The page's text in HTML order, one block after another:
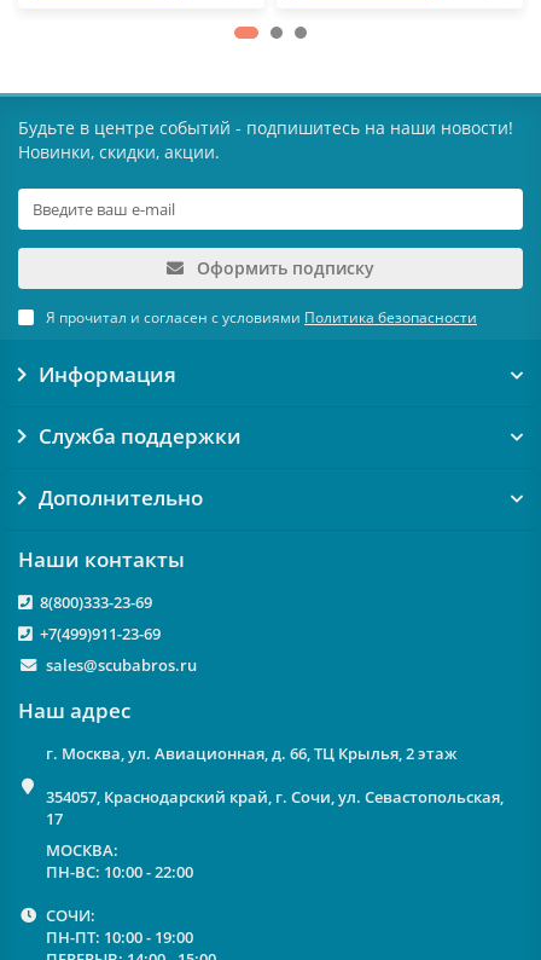
Будьте в центре событий - подпишитесь на наши новости!
Новинки, скидки, акции.
Оформить подписку
Я прочитал и согласен с условиями Политика безопасности
Информация
Служба поддержки
Дополнительно
Наши контакты
8(800)333-23-69
+7(499)911-23-69
sales@scubabros.ru
Наш адрес
г. Москва, ул. Авиационная, д. 66, ТЦ Крылья, 2 этаж
354057, Краснодарский край, г. Сочи, ул. Севастопольская,
17
МОСКВА:
ПН-ВС: 10:00 - 22:00
СОЧИ:
ПН-ПТ: 10:00 - 19:00